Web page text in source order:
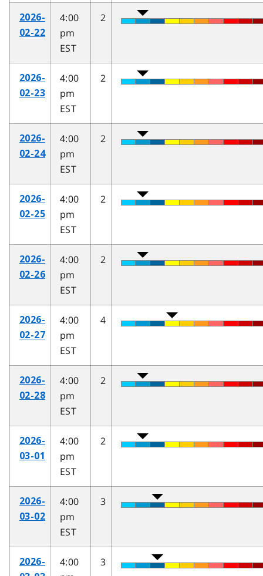
2026-
02-22
4:00
pm
EST
2
2026-
02-23
4:00
pm
EST
2
2026-
02-24
4:00
pm
EST
2
2026-
02-25
4:00
pm
EST
2
2026-
02-26
4:00
pm
EST
2
2026-
02-27
4:00
pm
EST
4
2026-
02-28
4:00
pm
EST
2
2026-
03-01
4:00
pm
EST
2
2026-
03-02
4:00
pm
EST
3
2026-
4:00
3